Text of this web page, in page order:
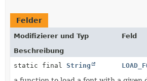
Felder
Modifizierer und Typ
Feld
Beschreibung
static final String